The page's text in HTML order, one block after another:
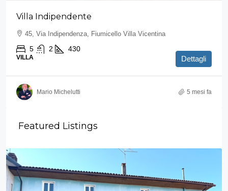
Villa Indipendente
45, Via Indipendenza, Fiumicello Villa Vicentina
5 2 430
VILLA Dettagli
Mario Michelutti 5 mesi fa
Featured Listings